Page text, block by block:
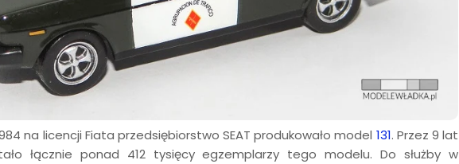
na licencji Fiata przedsiębiorstwo SEAT produkowało model 131. Przez 9 lat
łącznie ponad 412 tysięcy egzemplarzy tego modelu. Do służby w